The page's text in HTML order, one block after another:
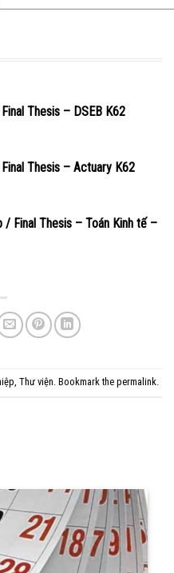
Thesis – DSEB K62
Thesis – Actuary K62
/ Final Thesis – Toán Kinh tế –
Thư viện . Bookmark the permalink